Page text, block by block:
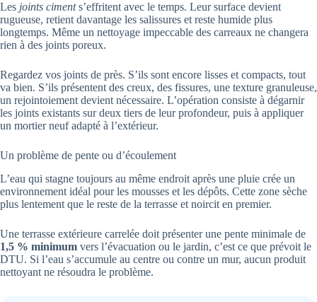
Les joints ciments’effritent avec le temps. Leur surface devient
rugueuse, retient davantage les salissures et reste humide plus
longtemps. Même un nettoyage impeccable des carreaux ne changera
rien à des joints poreux.
Regardez vos joints de près. S’ils sont encore lisses et compacts, tout
va bien. S’ils présentent des creux, des fissures, une texture granuleuse,
un rejointoiement devient nécessaire. L’opération consiste à dégarnir
les joints existants sur deux tiers de leur profondeur, puis à appliquer
un mortier neuf adapté à l’extérieur.
Un problème de pente ou d’écoulement
L’eau qui stagne toujours au même endroit après une pluie crée un
environnement idéal pour les mousses et les dépôts. Cette zone sèche
plus lentement que le reste de la terrasse et noircit en premier.
Une terrasse extérieure carrelée doit présenter une pente minimale de
1,5 % minimum vers l’évacuation ou le jardin, c’est ce que prévoit le
DTU. Si l’eau s’accumule au centre ou contre un mur, aucun produit
nettoyant ne résoudra le problème.